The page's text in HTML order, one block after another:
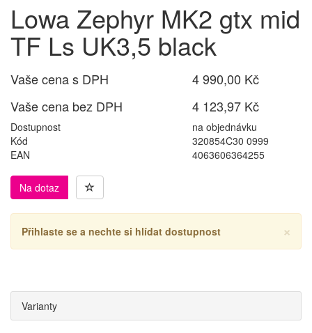
Lowa Zephyr MK2 gtx mid
TF Ls UK3,5 black
Vaše cena s DPH
4 990,00 Kč
Vaše cena bez DPH
4 123,97 Kč
Dostupnost
na objednávku
Kód
320854C30 0999
EAN
4063606364255
Na dotaz
×
Přihlaste se a nechte si hlídat dostupnost
Varianty